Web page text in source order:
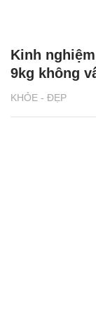
KHỎE - ĐẸP
Kinh
9kg không